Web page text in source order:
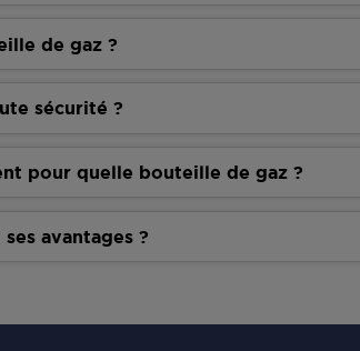
de gaz ?
sécurité ?
pour quelle bouteille de gaz ?
avantages ?